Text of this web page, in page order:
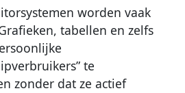
worden vaak
tabellen en zelfs
te
zonder dat ze actief